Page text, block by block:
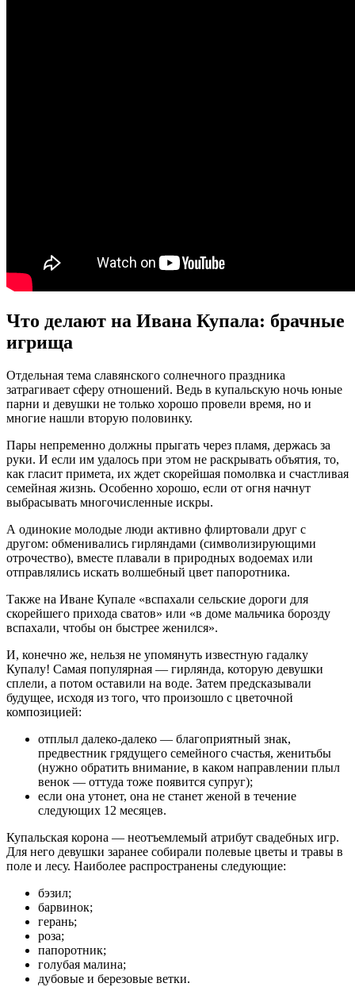
Что делают на Ивана Купала: брачные
игрища
Отдельная тема славянского солнечного праздника
затрагивает сферу отношений. Ведь в купальскую ночь юные
парни и девушки не только хорошо провели время, но и
многие нашли вторую половинку.
Пары непременно должны прыгать через пламя, держась за
руки. И если им удалось при этом не раскрывать объятия, то,
как гласит примета, их ждет скорейшая помолвка и счастливая
семейная жизнь. Особенно хорошо, если от огня начнут
выбрасывать многочисленные искры.
А одинокие молодые люди активно флиртовали друг с
другом: обменивались гирляндами (символизирующими
отрочество), вместе плавали в природных водоемах или
отправлялись искать волшебный цвет папоротника.
Также на Иване Купале «вспахали сельские дороги для
скорейшего прихода сватов» или «в доме мальчика борозду
вспахали, чтобы он быстрее женился».
И, конечно же, нельзя не упомянуть известную гадалку
Купалу! Самая популярная — гирлянда, которую девушки
сплели, а потом оставили на воде. Затем предсказывали
будущее, исходя из того, что произошло с цветочной
композицией:
отплыл далеко-далеко — благоприятный знак,
предвестник грядущего семейного счастья, женитьбы
(нужно обратить внимание, в каком направлении плыл
венок — оттуда тоже появится супруг);
если она утонет, она не станет женой в течение
следующих 12 месяцев.
Купальская корона — неотъемлемый атрибут свадебных игр.
Для него девушки заранее собирали полевые цветы и травы в
поле и лесу. Наиболее распространены следующие:
бэзил;
барвинок;
герань;
роза;
папоротник;
голубая малина;
дубовые и березовые ветки.